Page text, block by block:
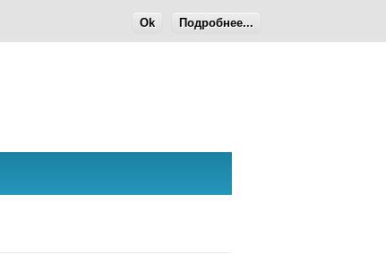
Ok Подробнее...